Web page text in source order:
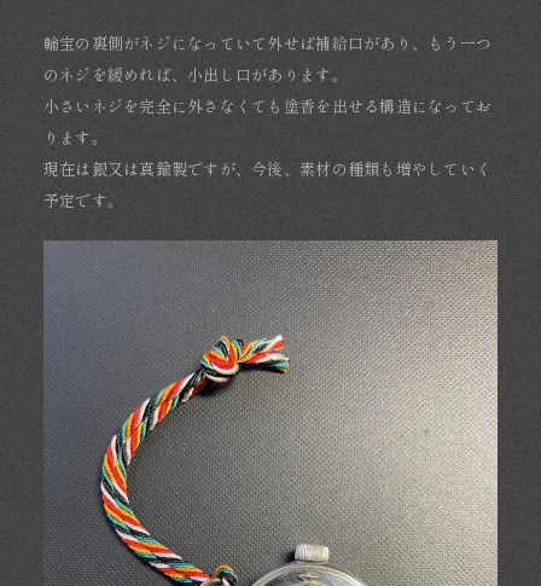
輪宝の裏側がネジになっていて外せば補給口があり、もう一つ
のネジを緩めれば、小出し口があります。
小さいネジを完全に外さなくても塗香を出せる構造になってお
ります。
現在は銀又は真鍮製ですが、今後、素材の種類も増やしていく
予定です。